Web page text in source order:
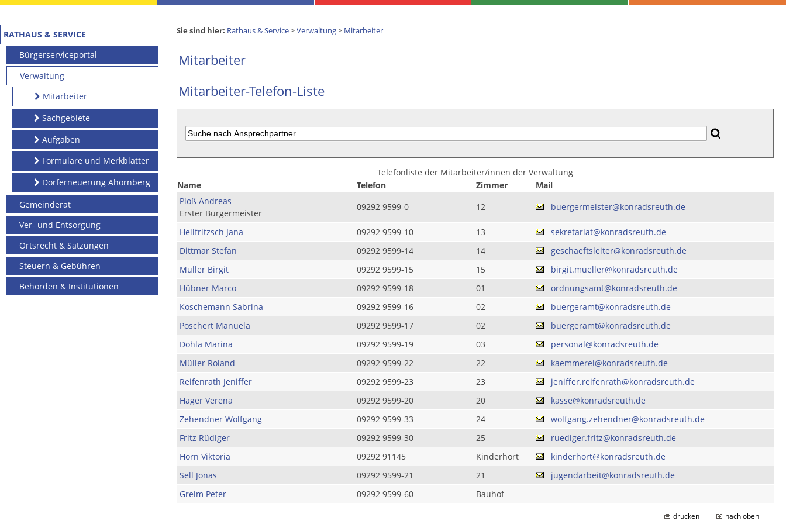
RATHAUS & SERVICE
Bürgerserviceportal
Verwaltung
Mitarbeiter
Sachgebiete
Aufgaben
Formulare und Merkblätter
Dorferneuerung Ahornberg
Gemeinderat
Ver- und Entsorgung
Ortsrecht & Satzungen
Steuern & Gebühren
Behörden & Institutionen
Sie sind hier: Rathaus & Service>Verwaltung> Mitarbeiter
Mitarbeiter
Mitarbeiter-Telefon-Liste
Telefonliste der Mitarbeiter/innen der Verwaltung
Name
Telefon Zimmer
Mail
Ploß Andreas
Erster Bürgermeister
09292 9599-0 12 buergermeister@konradsreuth.de
Hellfritzsch Jana 09292 9599-10 13
sekretariat@konradsreuth.de
Dittmar Stefan
09292 9599-14 14
geschaeftsleiter@konradsreuth.de
Müller Birgit
09292 9599-15 15
birgit.mueller@konradsreuth.de
Hübner Marco
09292 9599-18 01
ordnungsamt@konradsreuth.de
Koschemann Sabrina
09292 9599-16 02
buergeramt@konradsreuth.de
Poschert Manuela
09292 9599-17 02
buergeramt@konradsreuth.de
Döhla Marina
09292 9599-19 03
personal@konradsreuth.de
Müller Roland
09292 9599-22 22
kaemmerei@konradsreuth.de
Reifenrath Jeniffer
09292 9599-23 23
jeniffer.reifenrath@konradsreuth.de
Hager Verena
09292 9599-20 20
kasse@konradsreuth.de
Zehendner Wolfgang
09292 9599-33 24
wolfgang.zehendner@konradsreuth.de
Fritz Rüdiger
09292 9599-30 25
ruediger.fritz@konradsreuth.de
Horn Viktoria
09292 91145 Kinderhort
kinderhort@konradsreuth.de
Sell Jonas
09292 9599-21 21
jugendarbeit@konradsreuth.de
Greim Peter
09292 9599-60 Bauhof
drucken nach oben